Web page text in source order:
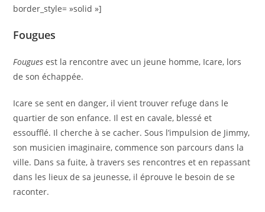
border_style= »solid »]
Fougues
Fougues est la rencontre avec un jeune homme, Icare, lors
de son échappée.
Icare se sent en danger, il vient trouver refuge dans le
quartier de son enfance. Il est en cavale, blessé et
essoufflé. Il cherche à se cacher. Sous l’impulsion de Jimmy,
son musicien imaginaire, commence son parcours dans la
ville. Dans sa fuite, à travers ses rencontres et en repassant
dans les lieux de sa jeunesse, il éprouve le besoin de se
raconter.